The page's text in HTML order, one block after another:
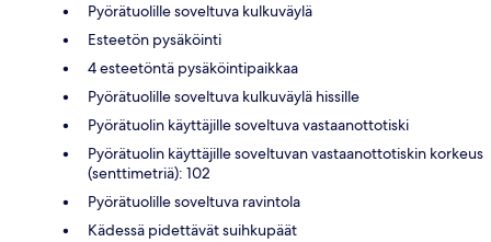
Pyörätuolille soveltuva kulkuväylä
Esteetön pysäköinti
4 esteetöntä pysäköintipaikkaa
Pyörätuolille soveltuva kulkuväylä hissille
Pyörätuolin käyttäjille soveltuva vastaanottotiski
Pyörätuolin käyttäjille soveltuvan vastaanottotiskin korkeus
(senttimetriä): 102
Pyörätuolille soveltuva ravintola
Kädessä pidettävät suihkupäät